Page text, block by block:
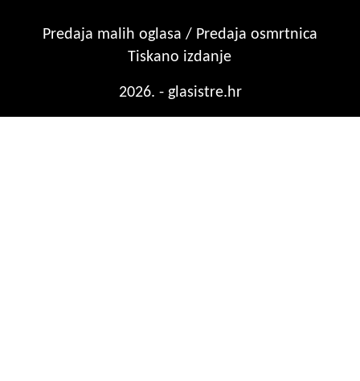
Predaja malih oglasa / Predaja osmrtnica
Tiskano izdanje
2026. - glasistre.hr